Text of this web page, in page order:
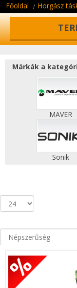
Főoldal Horgász
Márkák a
MAVER
Sonik